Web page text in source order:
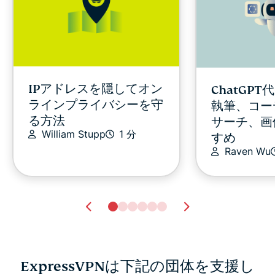
IPアドレスを隠してオン
ラインプライバシーを守
る方法
William Stupp 1 分
ChatGPT
執筆、コ
サーチ、
すめ
Raven Wu
ExpressVPNは下記の団体を支援し